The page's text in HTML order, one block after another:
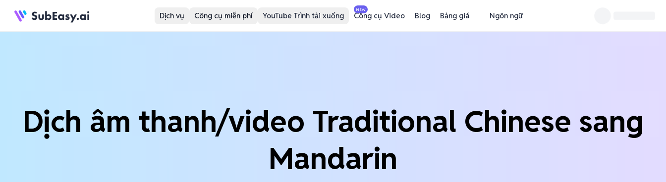
Dịch vụ Công cụ miễn phí YouTube Trình tải xuống
NEW
Công cụ Video Blog Bảng giá Ngôn ngữ
Dịch âm thanh/video Traditional Chinese sang
Mandarin